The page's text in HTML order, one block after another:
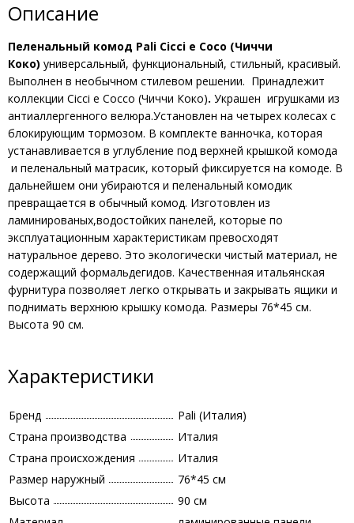
Описание
Пеленальный комод Pali Cicci e Coco (Чиччи
Коко) универсальный, функциональный, стильный, красивый.
Выполнен в необычном стилевом решении. Принадлежит
коллекции Cicci e Cocco (Чиччи Коко). Украшен игрушками из
антиаллергенного велюра.Установлен на четырех колесах с
блокирующим тормозом. В комплекте ванночка, которая
устанавливается в углубление под верхней крышкой комода
и пеленальный матрасик, который фиксируется на комоде. В
дальнейшем они убираются и пеленальный комодик
превращается в обычный комод. Изготовлен из
ламинированых,водостойких панелей, которые по
эксплуатационным характеристикам превосходят
натуральное дерево. Это экологически чистый материал, не
содержащий формальдегидов. Качественная итальянская
фурнитура позволяет легко открывать и закрывать ящики и
поднимать верхнюю крышку комода. Размеры 76*45 см.
Высота 90 см.
Характеристики
Бренд
Pali (Италия)
Страна производства
Италия
Страна происхождения
Италия
Размер наружный
76*45 см
Высота
90 см